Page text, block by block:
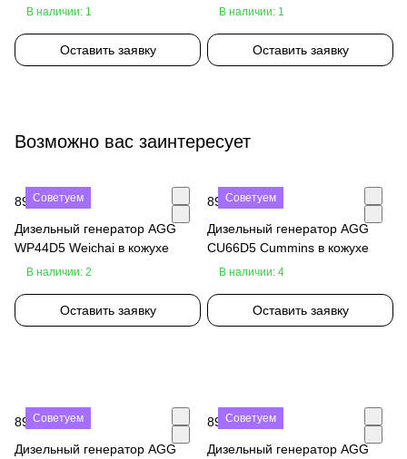
В наличии: 1
Оставить заявку
В наличии: 1
Оставить заявку
Возможно вас заинтересует
Советуем
890 000 ₽
Дизельный генератор AGG
WP44D5 Weichai в кожухе
В наличии: 2
Оставить заявку
Советуем
890 000 ₽
Дизельный генератор AGG
CU66D5 Cummins в кожухе
В наличии: 4
Оставить заявку
Советуем
890 000 ₽
Дизельный генератор AGG
Советуем
890 000 ₽
Дизельный генератор AGG